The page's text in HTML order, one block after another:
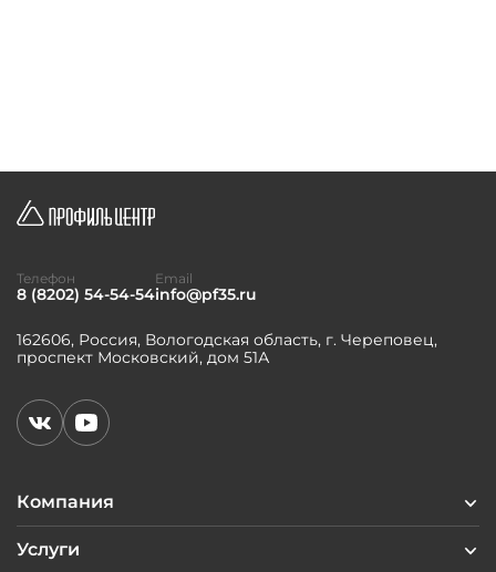
Компания
Услуги
162606, Россия, Вологодская область, г. Череповец,
проспект Московский, дом 51А
Телефон
8 (8202) 54-54-54
Email
info@pf35.ru